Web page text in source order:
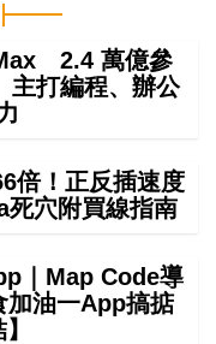
2.4 萬億參
打編程、辦公
倍！正反插速度
死穴附買線指南
｜Map Code導
加油一App搞掂